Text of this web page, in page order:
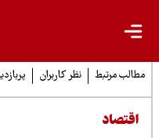
مرتبط نظر کاربران پربازدیدها